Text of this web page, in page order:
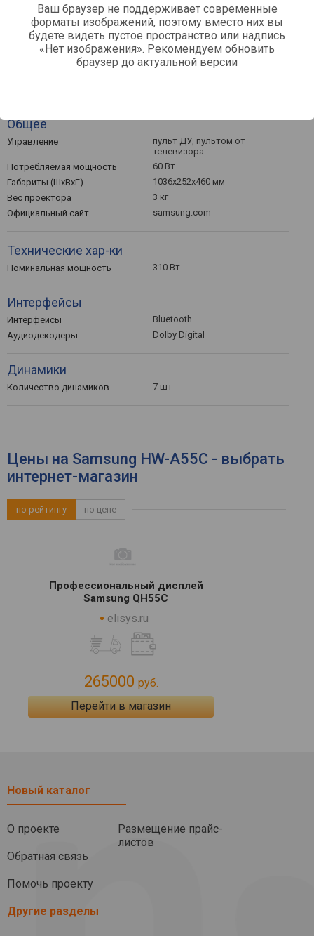
Ваш браузер не поддерживает современные
форматы изображений, поэтому вместо них вы
будете видеть пустое пространство или надпись
«Нет изображения». Рекомендуем обновить
браузер до актуальной версии
Вес сабвуфера
4 кг
Разъемы
USB A, оптический
Общее
Управление
пульт ДУ, пультом от
телевизора
Потребляемая мощность
60 Вт
Габариты (ШхВхГ)
1036x252x460 мм
Вес проектора
3 кг
Официальный сайт
samsung.com
Технические хар-ки
Номинальная мощность 310 Вт
Интерфейсы
Интерфейсы
Bluetooth
Аудиодекодеры
Dolby Digital
Динамики
Количество динамиков 7 шт
Цены на Samsung HW-A55C - выбрать
интернет-магазин
по рейтингу по цене
Профессиональный дисплей
Samsung QH55C
elisys.ru
265000 руб.
Перейти в магазин
Новый каталог
О проекте
Обратная связь
Помочь проекту
Размещение прайс-
листов
Другие разделы